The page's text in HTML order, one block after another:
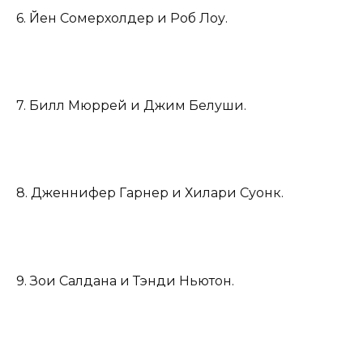
6. Йен Сомерхолдер и Роб Лоу.
7. Билл Мюррей и Джим Белуши.
8. Дженнифер Гарнер и Хилари Суонк.
9. Зои Салдана и Тэнди Ньютон.